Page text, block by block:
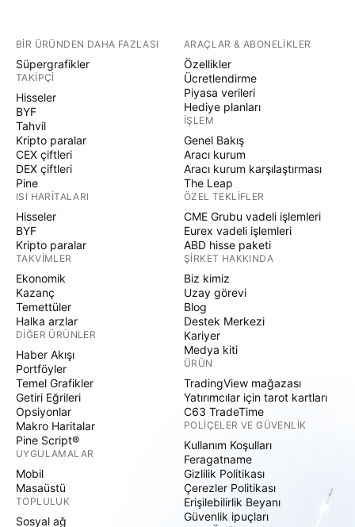
BIR ÜRÜNDEN DAHA FAZLASI
Süpergrafikler
TAKIPÇI
Hisseler
BYF
Tahvil
Kripto paralar
CEX çiftleri
DEX çiftleri
Pine
ISI HARITALARI
Hisseler
BYF
Kripto paralar
TAKVIMLER
Ekonomik
Kazanç
Temettüler
Halka arzlar
DIĞER ÜRÜNLER
Haber Akışı
Portföyler
Temel Grafikler
Getiri Eğrileri
Opsiyonlar
Makro Haritalar
Pine Script®
UYGULAMALAR
Mobil
Masaüstü
TOPLULUK
Sosyal ağ
ARAÇLAR & ABONELIKLER
Özellikler
Ücretlendirme
Piyasa verileri
Hediye planları
İŞLEM
Genel Bakış
Aracı kurum
Aracı kurum karşılaştırması
The Leap
ÖZEL TEKLIFLER
CME Grubu vadeli işlemleri
Eurex vadeli işlemleri
ABD hisse paketi
ŞIRKET HAKKINDA
Biz kimiz
Uzay görevi
Blog
Destek Merkezi
Kariyer
Medya kiti
ÜRÜN
TradingView mağazası
Yatırımcılar için tarot kartları
C63 TradeTime
POLIÇELER VE GÜVENLIK
Kullanım Koşulları
Feragatname
Gizlilik Politikası
Çerezler Politikası
Erişilebilirlik Beyanı
Güvenlik ipuçları